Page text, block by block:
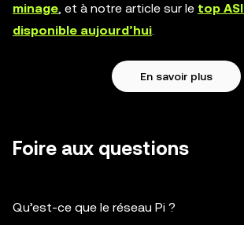
minage, et à notre article sur le top
disponible aujourd’hui.
En savoir plus
Foire aux questions
Qu’est-ce que le réseau Pi ?